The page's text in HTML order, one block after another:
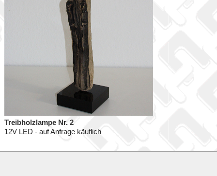
Treibholzlampe Nr. 2
12V LED - auf Anfrage käuflich